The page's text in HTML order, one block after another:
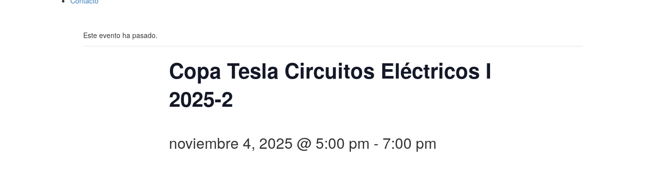
Este evento ha pasado.
Copa Tesla Circuitos Eléctricos I
2025-2
noviembre 4, 2025 @ 5:00 pm - 7:00 pm